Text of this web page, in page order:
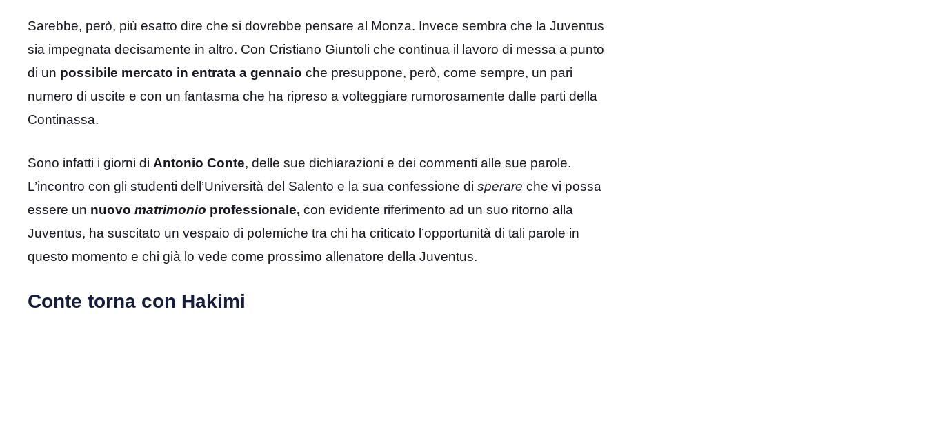
Sarebbe, però, più esatto dire che si dovrebbe pensare al Monza. Invece sembra che la Juventus
sia impegnata decisamente in altro. Con Cristiano Giuntoli che continua il lavoro di messa a punto
di un possibile mercato in entrata a gennaio che presuppone, però, come sempre, un pari
numero di uscite e con un fantasma che ha ripreso a volteggiare rumorosamente dalle parti della
Continassa.
Sono infatti i giorni di Antonio Conte, delle sue dichiarazioni e dei commenti alle sue parole.
L’incontro con gli studenti dell’Università del Salento e la sua confessione di sperare che vi possa
essere un nuovo matrimonio professionale, con evidente riferimento ad un suo ritorno alla
Juventus, ha suscitato un vespaio di polemiche tra chi ha criticato l’opportunità di tali parole in
questo momento e chi già lo vede come prossimo allenatore della Juventus.
Conte torna con Hakimi